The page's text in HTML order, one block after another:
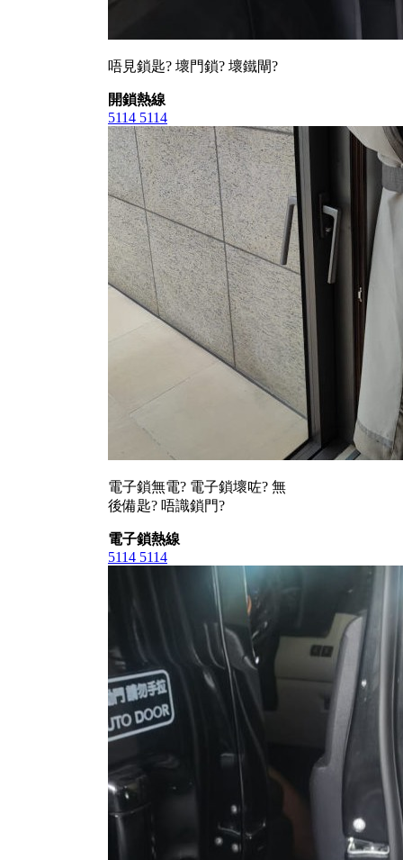
唔見鎖匙? 壞門鎖? 壞鐵閘?
開鎖熱線
5114 5114
電子鎖無電? 電子鎖壞咗? 無
後備匙? 唔識鎖門?
電子鎖熱線
5114 5114